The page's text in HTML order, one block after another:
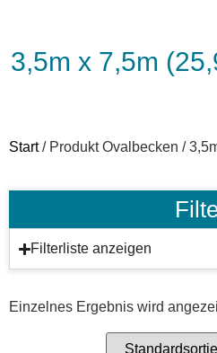
3,5m x 7,5m
Start/ Produkt Ovalbecken /
Filterliste anzeigen
Einzelnes Ergebnis wird